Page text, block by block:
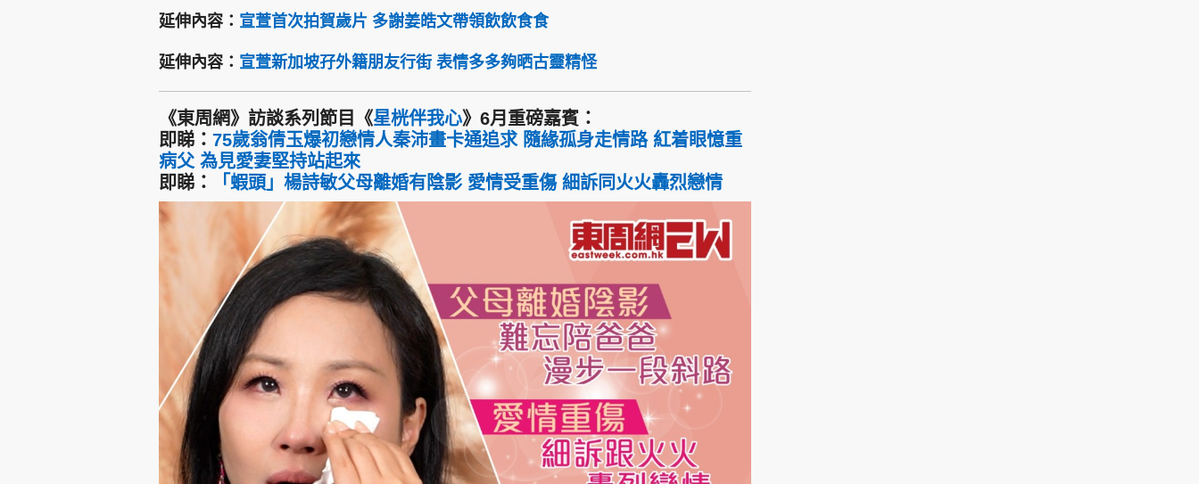
延伸內容： 宣萱首次拍賀歲片 多謝姜皓文帶領飲飲食食
延伸內容： 宣萱新加坡孖外籍朋友行街 表情多多夠晒古靈精怪
《東周網》訪談系列節目《星桄伴我心》6月重磅嘉賓：
即睇： 75歲翁倩玉爆初戀情人秦沛畫卡通追求 隨緣孤身走情路 紅着眼憶重
病父 為見愛妻堅持站起來
即睇：
「蝦頭」楊詩敏父母離婚有陰影 愛情受重傷 細訴同火火轟烈戀情